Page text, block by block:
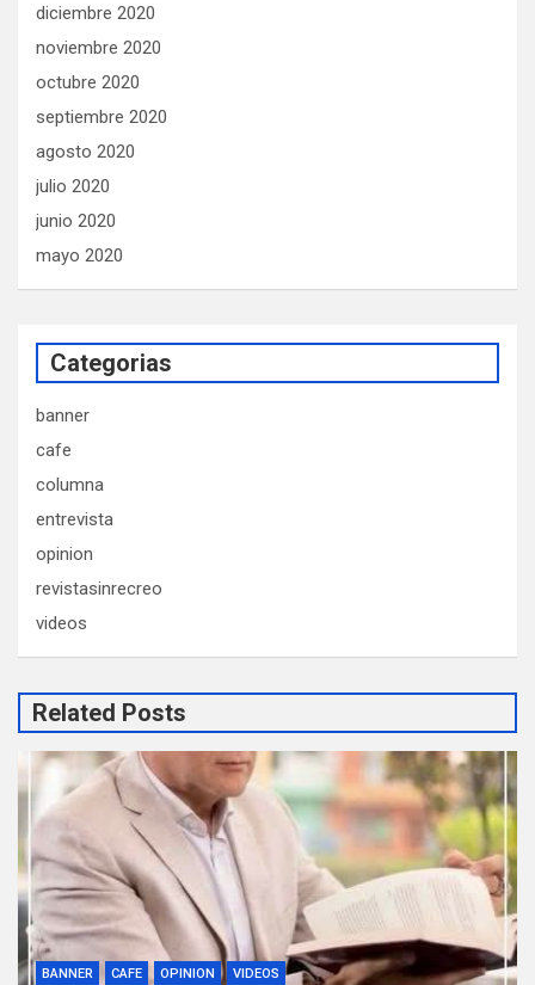
diciembre 2020
noviembre 2020
octubre 2020
septiembre 2020
agosto 2020
julio 2020
junio 2020
mayo 2020
Categorias
banner
cafe
columna
entrevista
opinion
revistasinrecreo
videos
Related Posts
BANNER CAFE OPINION VIDEOS